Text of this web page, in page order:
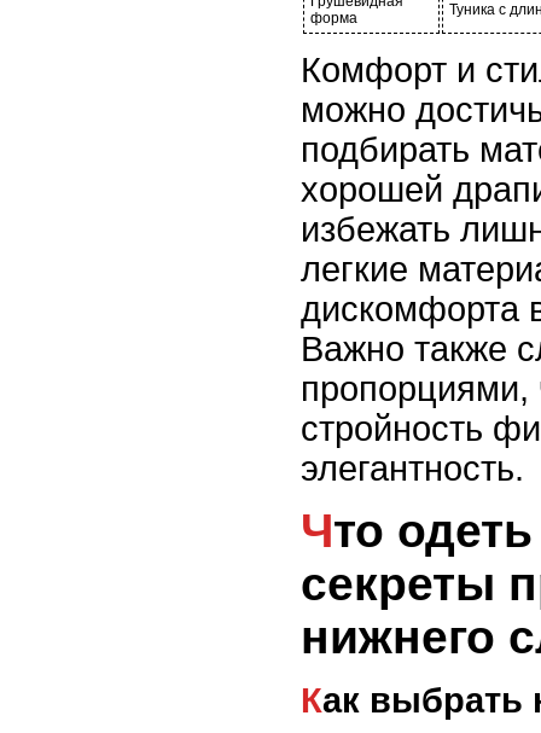
форма
Туника с
Комфорт и
можно
подбирать
хорошей
избежать
легкие
дискомфорта
Важно также
пропорциями,
стройность
элегантность.
Что одеть под тунику:
секреты
нижнего
Как